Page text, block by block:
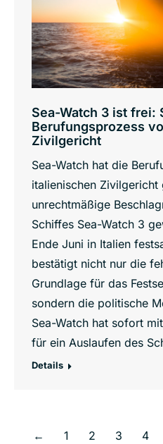
Sea-Watch 3 ist frei:
Berufungsprozess
Zivilgericht
Sea-Watch hat die
italienischen Zivilgericht
unrechtmäßige
Schiffes Sea-Watch 3
Ende Juni in Italien
bestätigt nicht nur die
Grundlage für das
sondern die politische
Sea-Watch hat sofort
für ein Auslaufen des
Details
← 1 2 3 4